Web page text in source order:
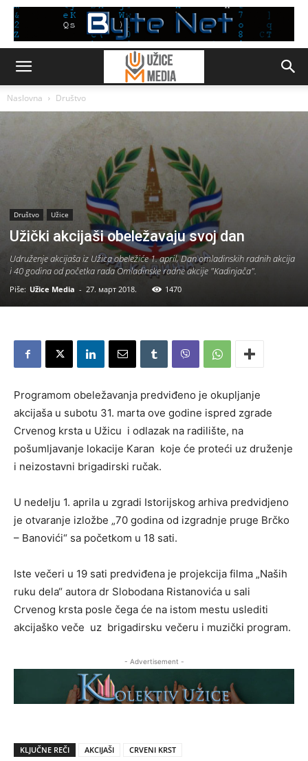
Naslovna Društvo
Društvo Užice
Užički akcijaši obeležavaju svoj dan
Udruženje akcijaša iz Užica obeležiće 1. april, Dan omladinskih radnih akcija
i 40 godina od početka rada Omladinske radne akcije "Kadinjača".
Piše: Užice Media - 27. март 2018. 1470
Programom obeležavanja predviđeno je okupljanje
akcijaša u subotu 31. marta ove godine ispred zgrade
Crvenog krsta u Užicu i odlazak na radilište, na
pošumljavanje lokacije Karan koje će proteći uz druženje
i neizostavni brigadirski ručak.
U nedelju 1. aprila u zgradi Istorijskog arhiva predvidjeno
je otvaranje izložbe „70 godina od izgradnje pruge Brčko
– Banovići“ sa početkom u 18 sati.
Iste večeri u 19 sati predviđena je projekcija filma „Naših
ruku dela“ autora dr Slobodana Ristanovića u sali
Crvenog krsta posle čega će na istom mestu uslediti
akcijaško veče uz brigadirsku večeru i muzički program.
- Advertisement -
KLJUČNE REČI AKCIJAŠI CRVENI KRST